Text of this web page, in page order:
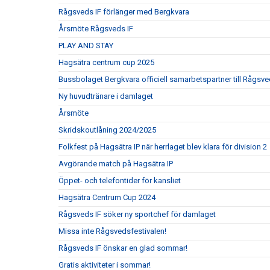
Rågsveds IF förlänger med Bergkvara
Årsmöte Rågsveds IF
PLAY AND STAY
Hagsätra centrum cup 2025
Bussbolaget Bergkvara officiell samarbetspartner till
Ny huvudtränare i damlaget
Årsmöte
Skridskoutlåning 2024/2025
Folkfest på Hagsätra IP när herrlaget blev klara för division 2
Avgörande match på Hagsätra IP
Öppet- och telefontider för kansliet
Hagsätra Centrum Cup 2024
Rågsveds IF söker ny sportchef för damlaget
Missa inte Rågsvedsfestivalen!
Rågsveds IF önskar en glad sommar!
Gratis aktiviteter i sommar!